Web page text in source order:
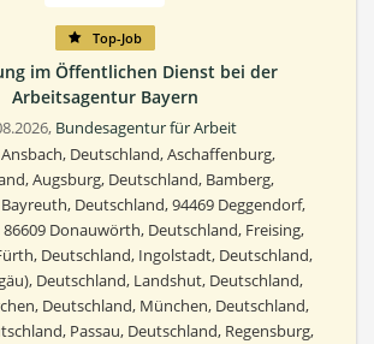
Top-Job
im Öffentlichen Dienst bei der
Arbeitsagentur Bayern
Bundesagentur für Arbeit
Deutschland, Aschaffenburg,
Augsburg, Deutschland, Bamberg,
Deutschland, 94469 Deggendorf,
Donauwörth, Deutschland, Freising,
Deutschland, Ingolstadt, Deutschland,
Deutschland, Landshut, Deutschland,
Deutschland, München, Deutschland,
Passau, Deutschland, Regensburg,